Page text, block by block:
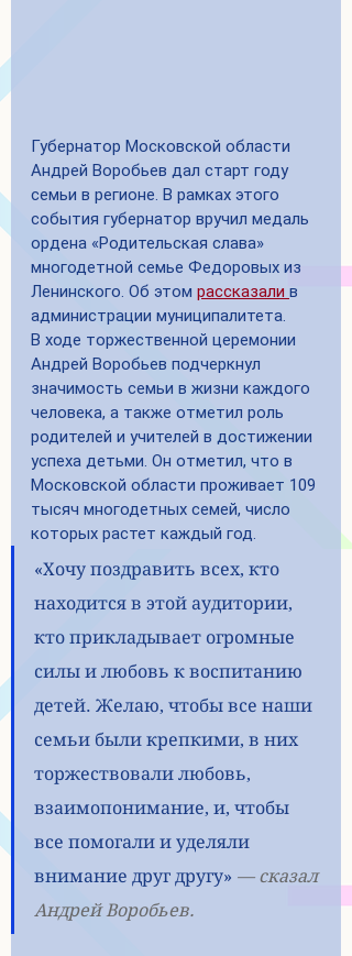
Губернатор Московской области
Андрей Воробьев дал старт году
семьи в регионе. В рамках этого
события губернатор вручил медаль
ордена «Родительская слава»
многодетной семье Федоровых из
Ленинского. Об этом рассказали в
администрации муниципалитета.
В ходе торжественной церемонии
Андрей Воробьев подчеркнул
значимость семьи в жизни каждого
человека, а также отметил роль
родителей и учителей в достижении
успеха детьми. Он отметил, что в
Московской области проживает 109
тысяч многодетных семей, число
которых растет каждый год.
«Хочу поздравить всех, кто
находится в этой аудитории,
кто прикладывает огромные
силы и любовь к воспитанию
детей. Желаю, чтобы все наши
семьи были крепкими, в них
торжествовали любовь,
взаимопонимание, и, чтобы
все помогали и уделяли
внимание друг другу» — сказал
Андрей Воробьев.